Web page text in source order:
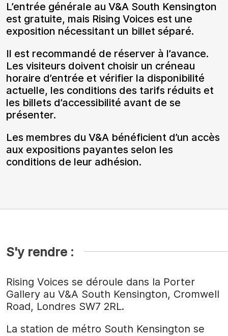
L’entrée générale au V&A South Kensington
est gratuite, mais Rising Voices est une
exposition nécessitant un billet séparé.
Il est recommandé de réserver à l’avance.
Les visiteurs doivent choisir un créneau
horaire d’entrée et vérifier la disponibilité
actuelle, les conditions des tarifs réduits et
les billets d’accessibilité avant de se
présenter.
Les membres du V&A bénéficient d’un accès
aux expositions payantes selon les
conditions de leur adhésion.
S'y rendre :
Rising Voices se déroule dans la Porter
Gallery au V&A South Kensington, Cromwell
Road, Londres SW7 2RL.
La station de métro South Kensington se